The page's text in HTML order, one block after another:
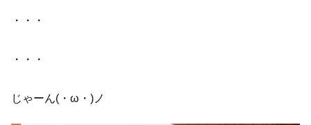
・・・
・・・
じゃーん(・ω・)ノ